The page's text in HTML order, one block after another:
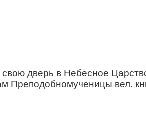
дверь в Небесное
Преподобномученицы вел.